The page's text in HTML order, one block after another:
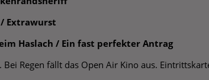
/ Extrawurst
Haslach / Ein fast perfekter Antrag
. Bei Regen fällt das Open Air Kino aus.